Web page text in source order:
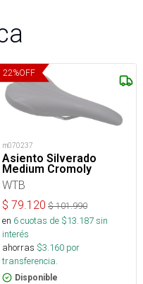
22%OFF
m070237
Asiento Silverado
Medium Cromoly
WTB
$ 79.120 $101.990
en 6cuotas de $13.187sin
interés
ahorras $3.160 por
transferencia.
Disponible